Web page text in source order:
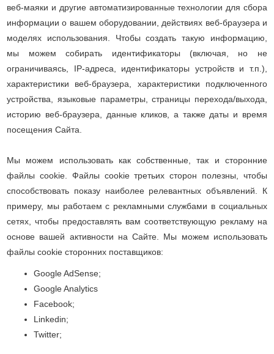
веб-маяки и другие автоматизированные технологии для сбора
информации о вашем оборудовании, действиях веб-браузера и
моделях использования. Чтобы создать такую ​​информацию,
мы можем собирать идентификаторы (включая, но не
ограничиваясь, IP-адреса, идентификаторы устройств и т.п.),
характеристики веб-браузера, характеристики подключенного
устройства, языковые параметры, страницы перехода/выхода,
историю веб-браузера, данные кликов, а также даты и время
посещения Сайта.
Мы можем использовать как собственные, так и сторонние
файлы cookie. Файлы cookie третьих сторон полезны, чтобы
способствовать показу наиболее релевантных объявлений. К
примеру, мы работаем с рекламными службами в социальных
сетях, чтобы предоставлять вам соответствующую рекламу на
основе вашей активности на Сайте. Мы можем использовать
файлы cookie сторонних поставщиков:
Google AdSense;
Google Analytics
Facebook;
Linkedin;
Twitter;